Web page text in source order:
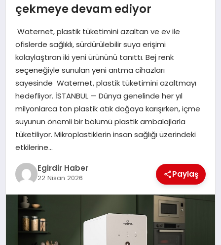
SIYASET
SPOR
TEKNOLOJI
YAŞAM
çekmeye devam ediyor
Waternet, plastik tüketimini azaltan ve ev ile
ofislerde sağlıklı, sürdürülebilir suya erişimi
kolaylaştıran iki yeni ürününü tanıttı. Bej renk
seçeneğiyle sunulan yeni arıtma cihazları
sayesinde Waternet, plastik tüketimini azaltmayı
hedefliyor. İSTANBUL — Dünya genelinde her yıl
milyonlarca ton plastik atık doğaya karışırken, içme
suyunun önemli bir bölümü plastik ambalajlarla
tüketiliyor. Mikroplastiklerin insan sağlığı üzerindeki
etkilerine…
Egirdir Haber
22 Nisan 2026 Paylaş